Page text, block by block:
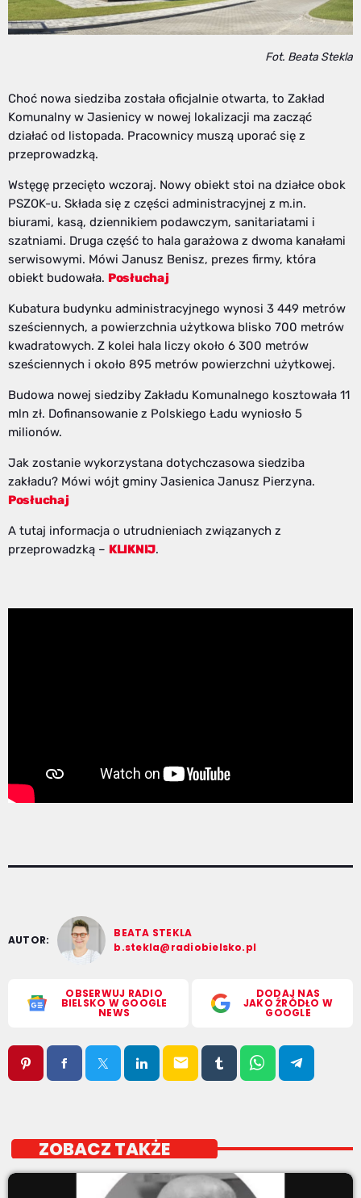
Fot. Beata Stekla
Choć nowa siedziba została oficjalnie otwarta, to Zakład
Komunalny w Jasienicy w nowej lokalizacji ma zacząć
działać od listopada. Pracownicy muszą uporać się z
przeprowadzką.
Wstęgę przecięto wczoraj. Nowy obiekt stoi na działce obok
PSZOK-u. Składa się z części administracyjnej z m.in.
biurami, kasą, dziennikiem podawczym, sanitariatami i
szatniami. Druga część to hala garażowa z dwoma kanałami
serwisowymi. Mówi Janusz Benisz, prezes firmy, która
obiekt budowała. Posłuchaj
Kubatura budynku administracyjnego wynosi 3 449 metrów
sześciennych, a powierzchnia użytkowa blisko 700 metrów
kwadratowych. Z kolei hala liczy około 6 300 metrów
sześciennych i około 895 metrów powierzchni użytkowej.
Budowa nowej siedziby Zakładu Komunalnego kosztowała 11
mln zł. Dofinansowanie z Polskiego Ładu wyniosło 5
milionów.
Jak zostanie wykorzystana dotychczasowa siedziba
zakładu? Mówi wójt gminy Jasienica Janusz Pierzyna.
Posłuchaj
A tutaj informacja o utrudnieniach związanych z
przeprowadzką – KLIKNIJ.
AUTOR:
BEATA STEKLA
b.stekla@radiobielsko.pl
OBSERWUJ RADIO
BIELSKO W GOOGLE
NEWS
DODAJ NAS
JAKO ŹRÓDŁO W
GOOGLE
email
ZOBACZ TAKŻE